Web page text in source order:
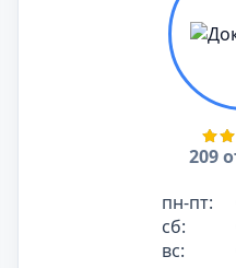
209
пн-пт:
сб:
вс: